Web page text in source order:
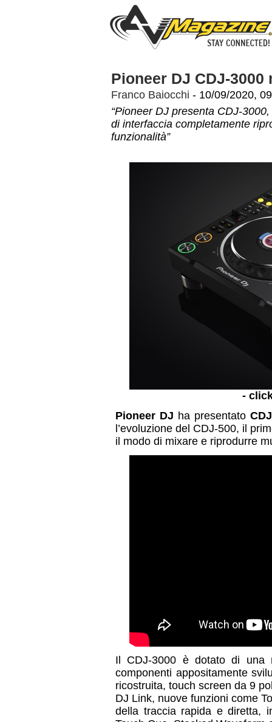
Pioneer DJ CDJ-
Franco Baiocchi - 10/09/2020,
“Pioneer DJ presenta CDJ-
di interfaccia completamente
funzionalità”
-
Pioneer DJ ha presentato
l’evoluzione del CDJ-500, il
il modo di mixare e riprodurre
Il CDJ-3000 è dotatodi una
componenti appositamente
ricostruita, touch screen da 9
DJ Link​, nuove funzioni come
della traccia rapida e diretta,